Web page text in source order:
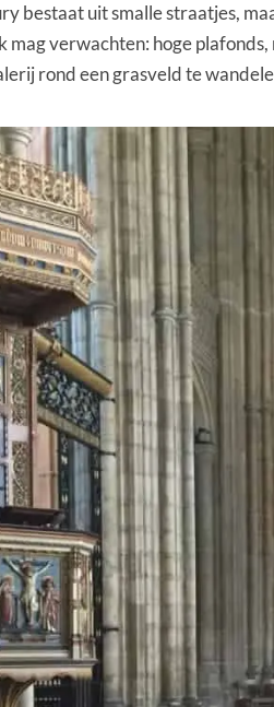
bestaat uit smalle straatjes,
mag verwachten: hoge
rond een grasveld te